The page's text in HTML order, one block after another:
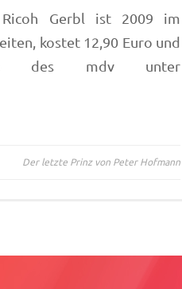
Ricoh Gerbl ist 2009 im
kostet 12,90 Euro und
des mdv unter
Der letzte Prinz von Peter Hofmann